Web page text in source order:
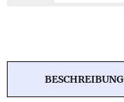
BESCHREIBUNG